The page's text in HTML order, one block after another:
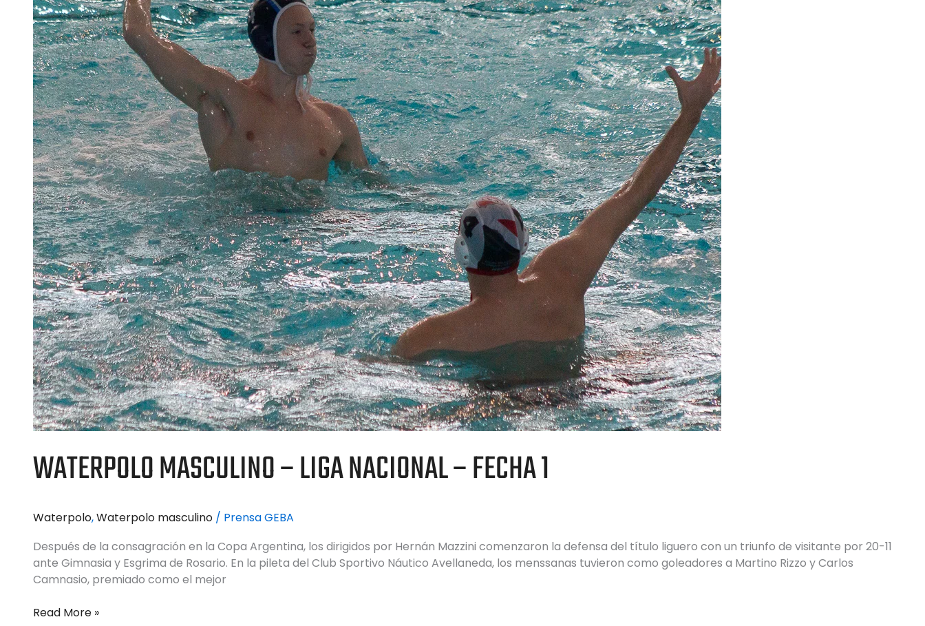
WATERPOLO MASCULINO – LIGA NACIONAL – FECHA 1
Waterpolo,Waterpolo masculino / Prensa GEBA
Después de la consagración en la Copa Argentina, los dirigidos por Hernán Mazzini comenzaron la defensa del título liguero con un triunfo de visitante por 20-11
ante Gimnasia y Esgrima de Rosario. En la pileta del Club Sportivo Náutico Avellaneda, los menssanas tuvieron como goleadores a Martino Rizzo y Carlos
Camnasio, premiado como el mejor
Read More »